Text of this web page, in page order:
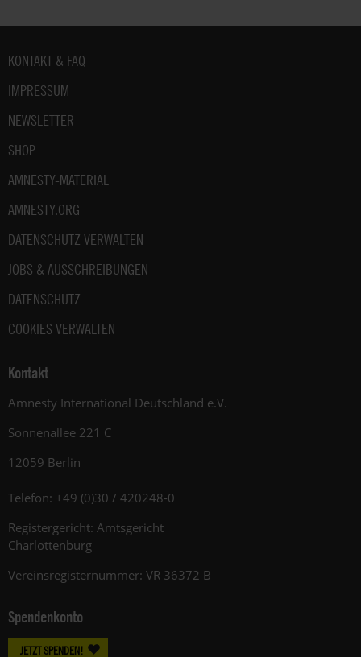
Fußbereich
KONTAKT & FAQ
IMPRESSUM
NEWSLETTER
SHOP
AMNESTY-MATERIAL
AMNESTY.ORG
DATENSCHUTZ VERWALTEN
JOBS & AUSSCHREIBUNGEN
DATENSCHUTZ
COOKIES VERWALTEN
Kontakt
Amnesty International Deutschland e.V.
Sonnenallee 221 C
12059 Berlin
Telefon: +49 (0)30 / 420248-0
Registergericht: Amtsgericht
Charlottenburg
Vereinsregisternummer: VR 36372 B
Spendenkonto
JETZT SPENDEN!